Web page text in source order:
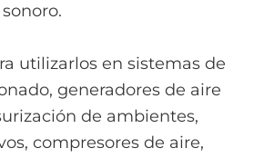
utilizarlos en sistemas de
generadores de aire
de ambientes,
compresores de aire,